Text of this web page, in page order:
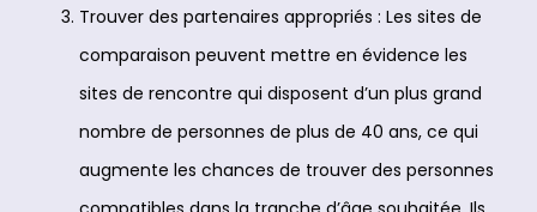
Trouver des partenaires appropriés : Les sites de
comparaison peuvent mettre en évidence les
sites de rencontre qui disposent d’un plus grand
nombre de personnes de plus de 40 ans, ce qui
augmente les chances de trouver des personnes